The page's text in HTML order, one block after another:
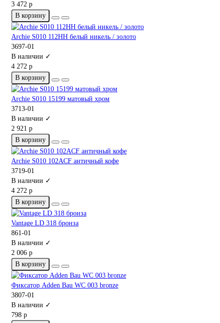
3 472 р
В корзину
Archie S010 112HH белый никель / золото
3697-01
В наличии ✓
4 272 р
В корзину
Archie S010 15199 матовый хром
3713-01
В наличии ✓
2 921 р
В корзину
Archie S010 102ACF античный кофе
3719-01
В наличии ✓
4 272 р
В корзину
Vantage LD 318 бронза
861-01
В наличии ✓
2 006 р
В корзину
Фиксатор Adden Bau WC 003 bronze
3807-01
В наличии ✓
798 р